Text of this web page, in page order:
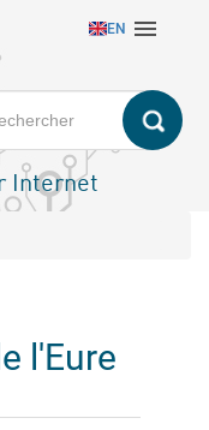
EN 
Internet
l'Eure